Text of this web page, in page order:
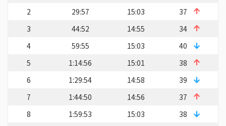
2
29:57 15:03
37
3
44:52 14:55
34
4
59:55 15:03
40
5
1:14:56 15:01
38
6
1:29:54 14:58
39
7
1:44:50 14:56
37
8
1:59:53 15:03
38